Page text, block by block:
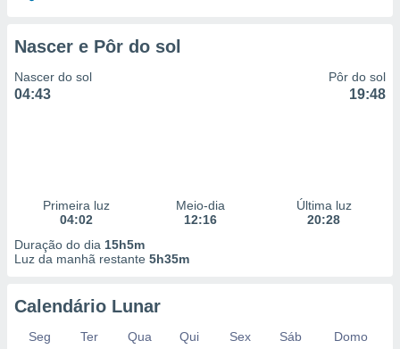
Nascer e Pôr do sol
Nascer do sol
04:43
Pôr do sol
19:48
Primeira luz
04:02
Meio-dia
12:16
Última luz
20:28
Duração do dia 15h5m
Luz da manhã restante 5h35m
Calendário Lunar
Seg Ter Qua Qui Sex Sáb
Domo